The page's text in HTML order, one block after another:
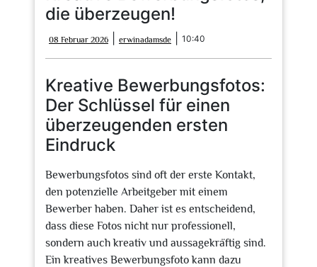
die überzeugen!
08 Februar 2026
Februar
2026
erwinadamsde erwinadamsde
10:40
Kreative Bewerbungsfotos:
Der Schlüssel für einen
überzeugenden ersten
Eindruck
Bewerbungsfotos sind oft der erste Kontakt,
den potenzielle Arbeitgeber mit einem
Bewerber haben. Daher ist es entscheidend,
dass diese Fotos nicht nur professionell,
sondern auch kreativ und aussagekräftig sind.
Ein kreatives Bewerbungsfoto kann dazu